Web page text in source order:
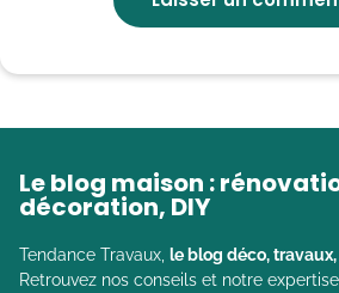
Le blog maison :
décoration, DIY
Tendance Travaux, le blog déco,
Retrouvez nos conseils et notre